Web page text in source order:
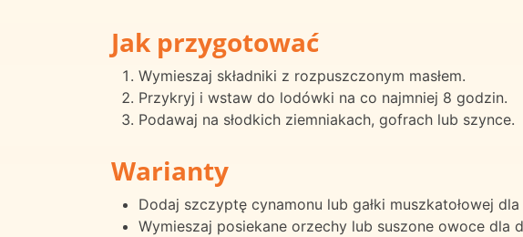
Jak przygotować
Wymieszaj składniki z rozpuszczonym masłem.
Przykryj i wstaw do lodówki na co najmniej 8 godzin.
Podawaj na słodkich ziemniakach, gofrach lub szynce.
Warianty
Dodaj szczyptę cynamonu lub gałki muszkatołowej
Wymieszaj posiekane orzechy lub suszone owoce dla